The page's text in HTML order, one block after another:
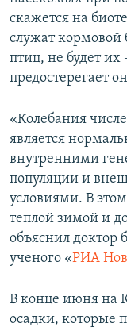
скажется на
служат кормовой
птиц, не будет их
предостерегает
«Колебания
является
внутренними
популяции и
условиями. В
теплой зимой и
объяснил доктор
ученого «РИА
В конце июня на
осадки, которые